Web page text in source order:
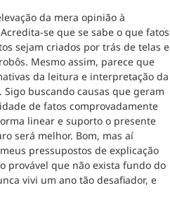
da mera opinião à
se que se sabe o que fatos
sejam criados por trás de telas e
Mesmo assim, parece que
da leitura e interpretação da
buscando causas que geram
de fatos comprovadamente
linear e suporto o presente
será melhor. Bom, mas aí
pressupostos de explicação
provável que não exista fundo do
vivi um ano tão desafiador, e